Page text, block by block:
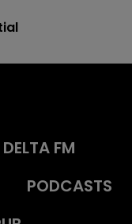
DELTA FM
PODCASTS